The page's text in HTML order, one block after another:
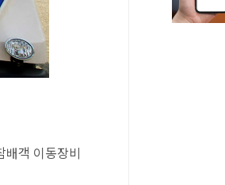
배객 이동장비